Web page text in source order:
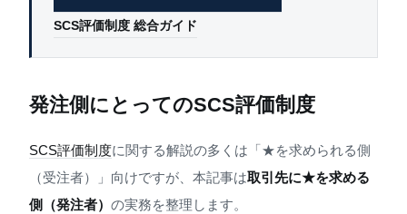
SCS評価制度 総合ガイド
発注側にとってのSCS評価制度
SCS評価制度に関する解説の多くは「★を求められる側
（受注者）」向けですが、本記事は取引先に★を求める
側（発注者） の実務を整理します。